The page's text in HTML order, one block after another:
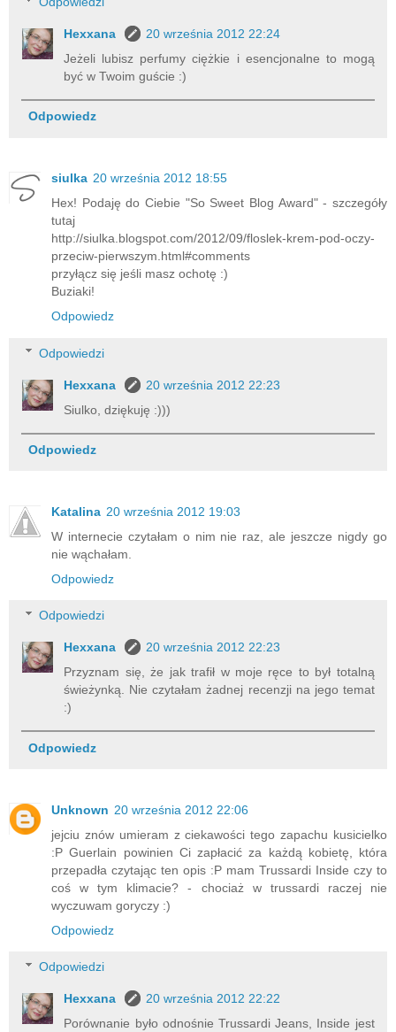
Hexxana
20 września 2012 22:24
Jeżeli lubisz perfumy ciężkie i esencjonalne to mogą
być w Twoim guście :)
Odpowiedz
siulka 20 września 2012 18:55
Hex! Podaję do Ciebie "So Sweet Blog Award" - szczegóły
tutaj
http://siulka.blogspot.com/2012/09/floslek-krem-pod-oczy-
przeciw-pierwszym.html#comments
przyłącz się jeśli masz ochotę :)
Buziaki!
Odpowiedz
Odpowiedzi
Hexxana
20 września 2012 22:23
Siulko, dziękuję :)))
Odpowiedz
Katalina 20 września 2012 19:03
W internecie czytałam o nim nie raz, ale jeszcze nigdy go
nie wąchałam.
Odpowiedz
Odpowiedzi
Hexxana
20 września 2012 22:23
Przyznam się, że jak trafił w moje ręce to był totalną
świeżynką. Nie czytałam żadnej recenzji na jego temat
:)
Odpowiedz
Unknown 20 września 2012 22:06
jejciu znów umieram z ciekawości tego zapachu kusicielko
:P Guerlain powinien Ci zapłacić za każdą kobietę, która
przepadła czytając ten opis :P mam Trussardi Inside czy to
coś w tym klimacie? - chociaż w trussardi raczej nie
wyczuwam goryczy :)
Odpowiedz
Odpowiedzi
Hexxana
20 września 2012 22:22
Porównanie było odnośnie Trussardi Jeans, Inside jest